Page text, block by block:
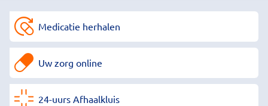
Medicatie herhalen
Uw zorg online
24-uurs Afhaalkluis